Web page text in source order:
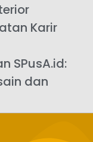
Karir
SPusA.id:
dan